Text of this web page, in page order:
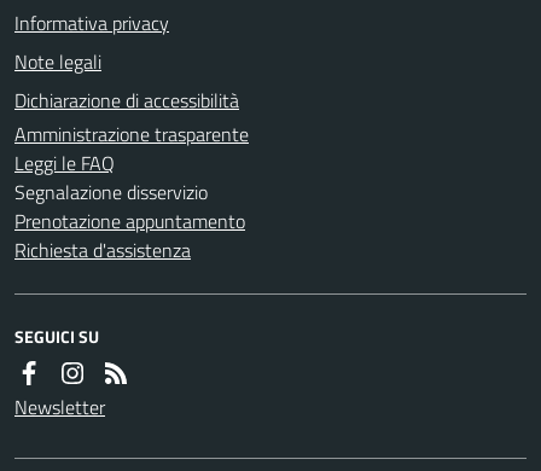
Informativa privacy
Note legali
Dichiarazione di accessibilità
Amministrazione trasparente
Leggi le FAQ
Segnalazione disservizio
Prenotazione appuntamento
Richiesta d'assistenza
SEGUICI SU
Newsletter